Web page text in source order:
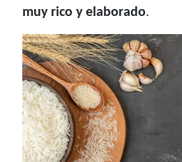
muy rico y elaborado.